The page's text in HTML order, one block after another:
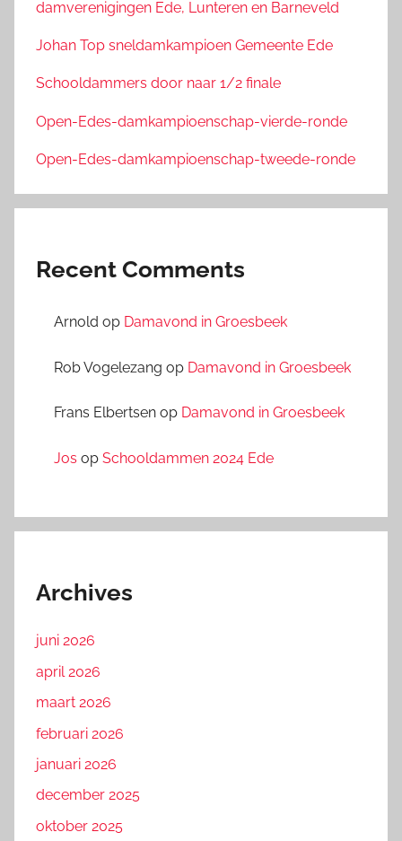
damverenigingen Ede, Lunteren en Barneveld
Johan Top sneldamkampioen Gemeente Ede
Schooldammers door naar 1/2 finale
Open-Edes-damkampioenschap-vierde-ronde
Open-Edes-damkampioenschap-tweede-ronde
Recent Comments
Arnold op Damavond in Groesbeek
Rob Vogelezang op Damavond in Groesbeek
Frans Elbertsen op Damavond in Groesbeek
Jos op Schooldammen 2024 Ede
Archives
juni 2026
april 2026
maart 2026
februari 2026
januari 2026
december 2025
oktober 2025